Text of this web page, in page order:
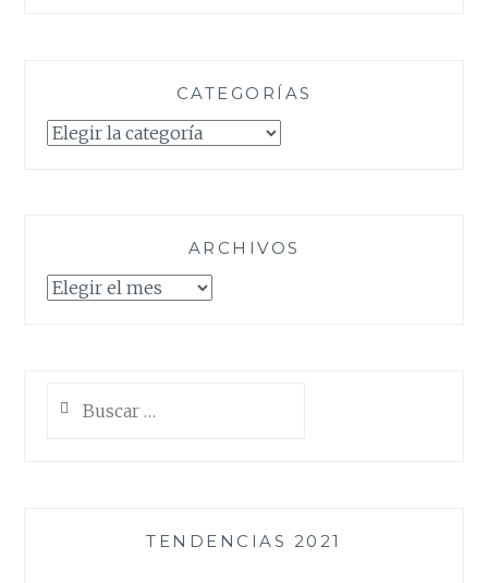
CATEGORÍAS
Categorías
ARCHIVOS
Archivos
TENDENCIAS 2021